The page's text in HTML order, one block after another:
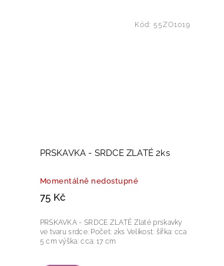
PRSKAVKA - SRDCE ZLATÉ 2ks
Momentálně nedostupné
75 Kč
PRSKAVKA - SRDCE ZLATÉ Zlaté prskavky
ve tvaru srdce. Počet: 2ks Velikost: šířka: cca
Kód: 55ZO1019